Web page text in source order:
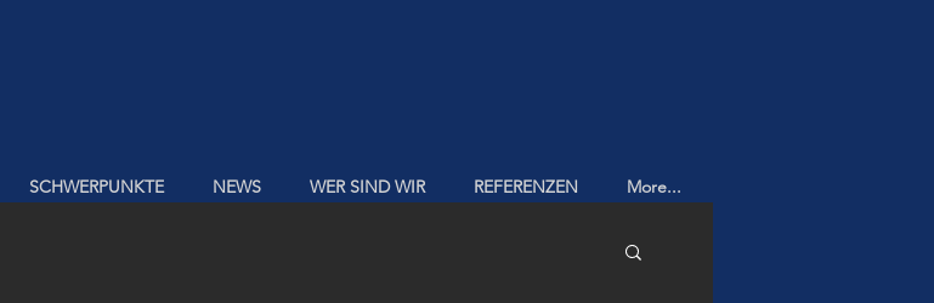
SCHWERPUNKTE NEWS WER SIND WIR REFERENZEN More...